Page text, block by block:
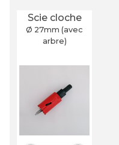
Scie cloche
Ø 27mm (avec
arbre)